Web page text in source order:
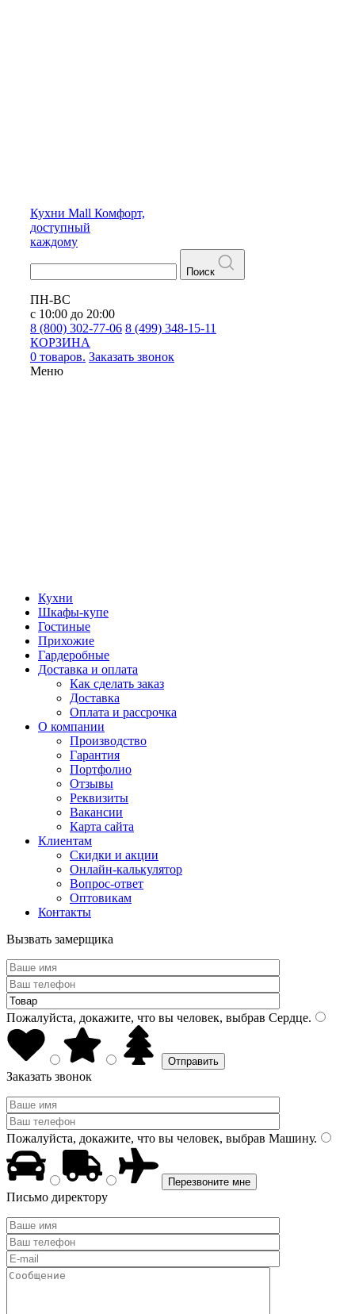
Кухни Mall Комфорт,
доступный
каждому
Поиск
ПН-ВС
с 10:00 до 20:00
8 (800) 302-77-06 8 (499) 348-15-11
КОРЗИНА
0 товаров. Заказать звонок
Меню
Кухни
Шкафы-купе
Гостиные
Прихожие
Гардеробные
Доставка и оплата
Как сделать заказ
Доставка
Оплата и рассрочка
О компании
Производство
Гарантия
Портфолио
Отзывы
Реквизиты
Вакансии
Карта сайта
Клиентам
Скидки и акции
Онлайн-калькулятор
Вопрос-ответ
Оптовикам
Контакты
Вызвать замерщика
Пожалуйста, докажите, что вы человек, выбрав Сердце.
Заказать звонок
Пожалуйста, докажите, что вы человек, выбрав Машину.
Письмо директору